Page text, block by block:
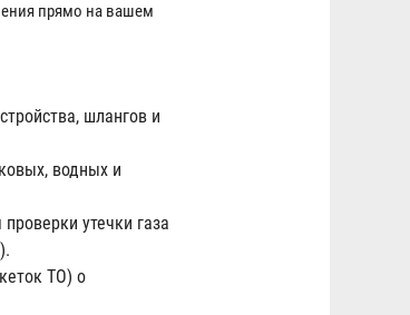
прямо на вашем
шлангов и
водных и
утечки газа
ТО) о
ОУ-3